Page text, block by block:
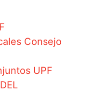
Consejo
UPF